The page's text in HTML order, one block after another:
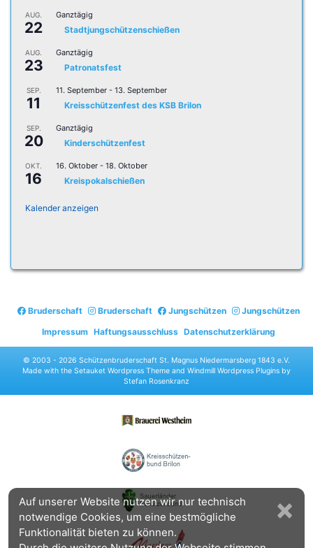
AUG.
22
Ganztägig
Stadtjungschützenschießen
AUG.
23
Ganztägig
Patronatsfest
SEP.
11
11. September - 13. September
Kreisschützenfest des KSB Brilon
SEP.
20
Ganztägig
Kinderschützenfest
OKT.
16
16. Oktober - 18. Oktober
Kreispokalschießen
Kalender anzeigen
Bruderschaft Bruderschaft Jungschützen
Jungschützen
Impressum Haftungsausschluss Datenschutzerklärung
© 2003 - 2026 Schützenbruderschaft St. Magnus Niedermarsberg 1843 e.V.
Made with the Setauket Wordpress Theme and Windmill Wordpress Plugins by
Stefan Rosenkranz
Auf unserer Website nutzen wir nur technisch
notwendige Cookies, um eine bestmögliche
Funktionalität bieten zu können.
×